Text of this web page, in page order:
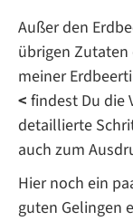
Außer den
übrigen Zutaten
meiner
< findest Du die
detaillierte
auch zum
Hier noch ein
guten Gelingen